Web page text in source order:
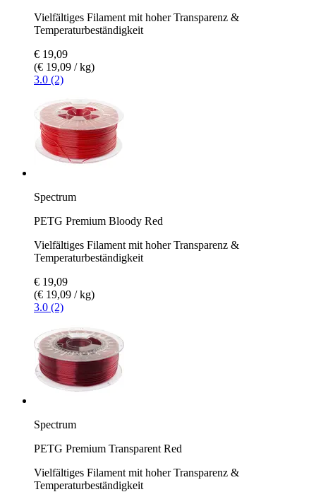
Vielfältiges Filament mit hoher Transparenz &
Temperaturbeständigkeit
€ 19,09
(€ 19,09 / kg)
3.0 (2)
Spectrum
PETG Premium Bloody Red
Vielfältiges Filament mit hoher Transparenz &
Temperaturbeständigkeit
€ 19,09
(€ 19,09 / kg)
3.0 (2)
Spectrum
PETG Premium Transparent Red
Vielfältiges Filament mit hoher Transparenz &
Temperaturbeständigkeit